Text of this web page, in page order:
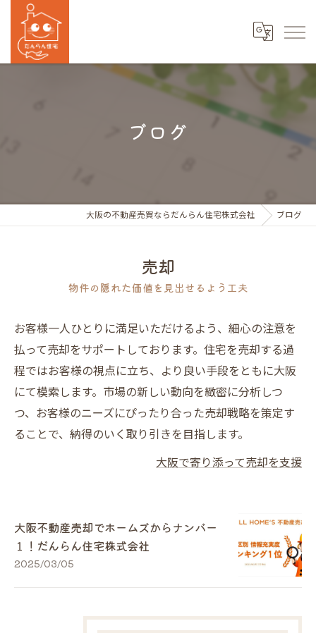
ブログ
大阪の不動産売買ならだんらん住宅株式会社 ブログ
売却
物件の隠れた価値を見出せるよう工夫
お客様一人ひとりに満足いただけるよう、細心の注意を
払って売却をサポートしております。住宅を売却する過
程ではお客様の視点に立ち、より良い手段をともに大阪
にて模索します。市場の新しい動向を緻密に分析しつ
つ、お客様のニーズにぴったり合った売却戦略を策定す
ることで、納得のいく取り引きを目指します。
大阪で寄り添って売却を支援
大阪不動産売却でホームズからナンバー
１！だんらん住宅株式会社
2025/03/05